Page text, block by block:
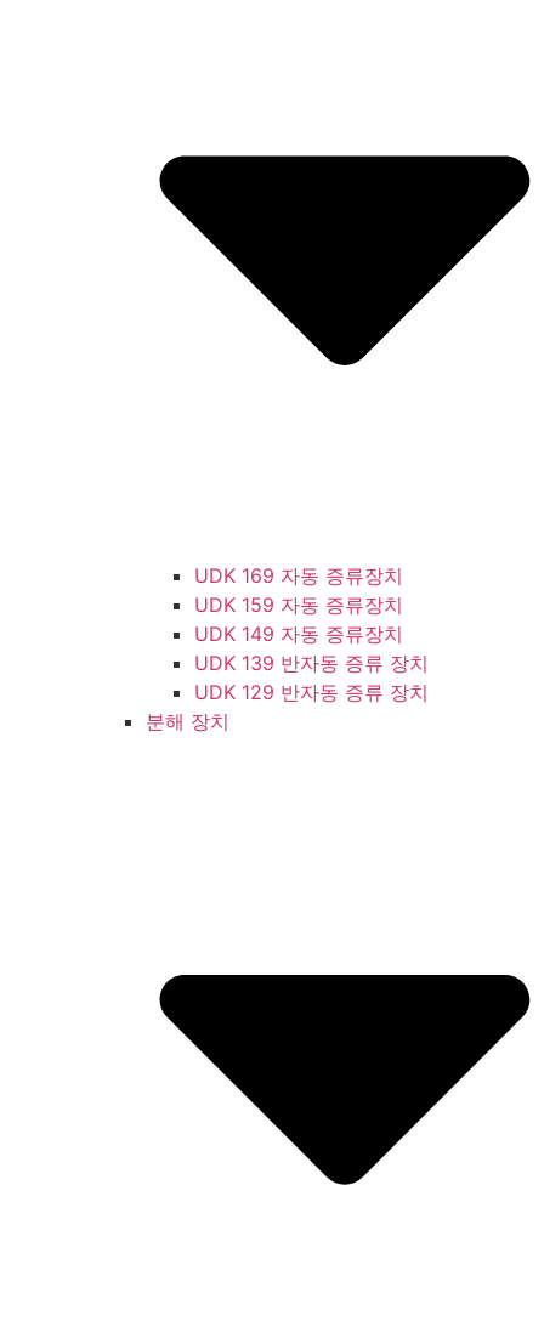
UDK 169 자동 증류장치
UDK 159 자동 증류장치
UDK 149 자동 증류장치
UDK 139 반자동 증류 장치
UDK 129 반자동 증류 장치
분해 장치